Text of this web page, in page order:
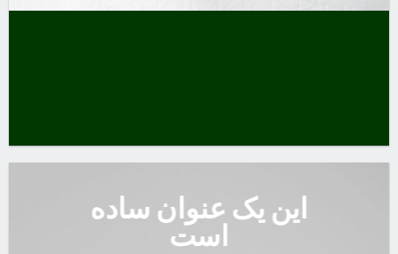
این یک عنوان ساده
است